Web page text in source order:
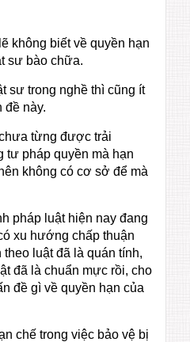
không biết về quyền hạn
sư bào chữa.
sư trong nghề thì cũng ít
này.
từng được trải
tư pháp quyền mà hạn
không có cơ sở để mà
pháp luật hiện nay đang
xu hướng chấp thuận
luật đã là quán tính,
đã là chuẩn mực rồi, cho
đề gì về quyền hạn của
chế trong việc bảo vệ bị